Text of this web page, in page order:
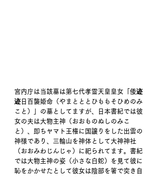
宮内庁は当該墓は第七代孝霊天皇皇女「倭迹
迹日百襲姫命（やまとととひももそひめのみ
こと）」の墓としてますが、日本書紀では彼
女の夫は大物主神（おおものぬしのみこ
と）、即ちヤマト王権に国譲りをした出雲の
神様であり、三輪山を神体として大神神社
（おおみわじんじゃ）に祀られてます。書紀
では大物主神の姿（小さな白蛇）を見て彼に
恥をかかせたとして彼女は陰部を箸で突き自